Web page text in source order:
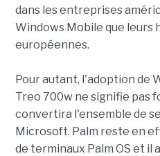
dans les entreprises
Windows Mobile que leurs
européennes.
Pour autant, l'adoption de
Treo 700w ne signifie pas
convertira l'ensemble de
Microsoft. Palm reste en
de terminaux Palm OS et il